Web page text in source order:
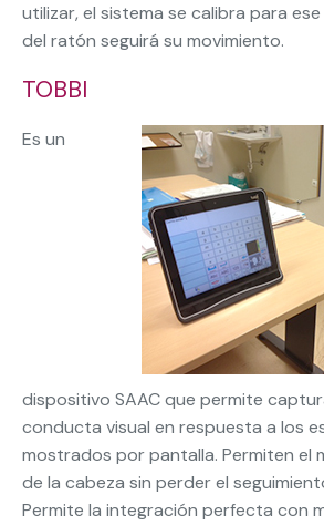
utilizar, el sistema se calibra para
del ratón seguirá su movimiento.
TOBBI
Es un
dispositivo SAAC que permite
conducta visual en respuesta a los
mostrados por pantalla. Permiten el
de la cabeza sin perder el
Permite la integración perfecta con